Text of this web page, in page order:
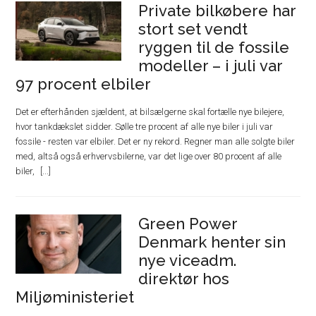
Private bilkøbere har
stort set vendt
ryggen til de fossile
modeller – i juli var
97 procent elbiler
Det er efterhånden sjældent, at bilsælgerne skal fortælle nye bilejere,
hvor tankdækslet sidder. Sølle tre procent af alle nye biler i juli var
fossile - resten var elbiler. Det er ny rekord. Regner man alle solgte biler
med, altså også erhvervsbilerne, var det lige over 80 procent af alle
biler,
Green Power
Denmark henter sin
nye viceadm.
direktør hos
Miljøministeriet